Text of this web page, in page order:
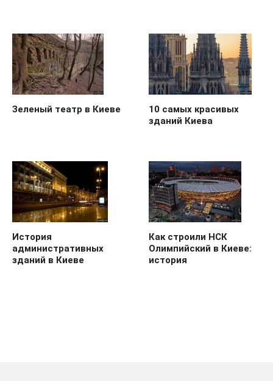
Зеленый театр в Киеве
10 самых красивых
зданий Киева
История
административных
зданий в Киеве
Как строили НСК
Олимпийский в Киеве:
история